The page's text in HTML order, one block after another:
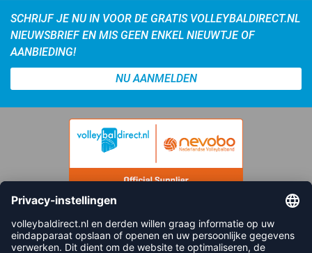
SCHRIJF JE NU IN VOOR DE GRATIS VOLLEYBALDIRECT.NL
NIEUWSBRIEF EN MIS GEEN ENKEL NIEUWTJE OF
AANBIEDING!
NU AANMELDEN